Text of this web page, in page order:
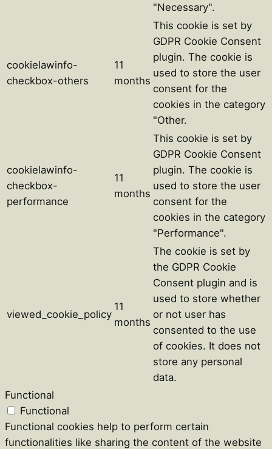
"Necessary".
cookielawinfo-
checkbox-others
11
months
This cookie is set by
GDPR Cookie Consent
plugin. The cookie is
used to store the user
consent for the
cookies in the category
"Other.
cookielawinfo-
checkbox-
performance
11
months
This cookie is set by
GDPR Cookie Consent
plugin. The cookie is
used to store the user
consent for the
cookies in the category
"Performance".
viewed_cookie_policy
11
months
The cookie is set by
the GDPR Cookie
Consent plugin and is
used to store whether
or not user has
consented to the use
of cookies. It does not
store any personal
data.
Functional
Functional
Functional cookies help to perform certain
functionalities like sharing the content of the website